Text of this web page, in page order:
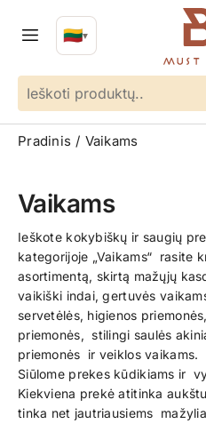
Kalba
🇱🇹
LT ▼
Pradinis Vaikams
Vaikams
Ieškote kokybiškų ir saugių
kategorijoje „Vaikams“ rasite
asortimentą, skirtą mažųjų
vaikiški indai, gertuvės
servetėlės, higienos
priemonės, stilingi saulės
priemonės ir veiklos vaikams.
Siūlome prekes kūdikiams ir
Kiekviena prekė atitinka
tinka net jautriausiems